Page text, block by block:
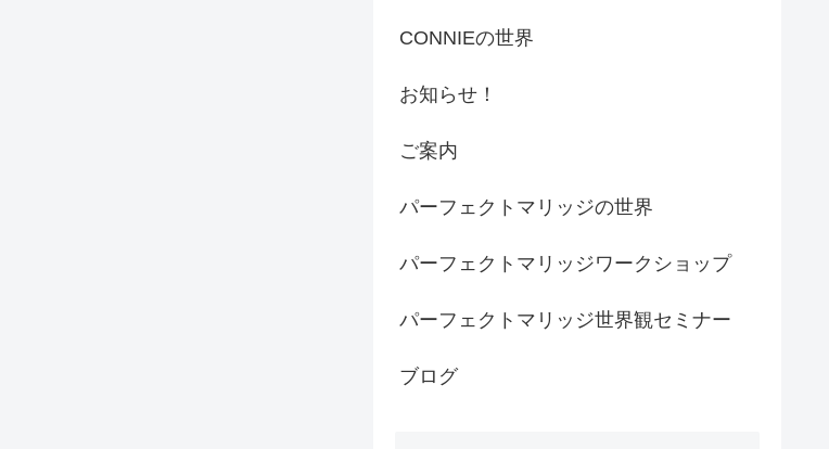
CONNIEの世界
お知らせ！
ご案内
パーフェクトマリッジの世界
パーフェクトマリッジワークショップ
パーフェクトマリッジ世界観セミナー
ブログ